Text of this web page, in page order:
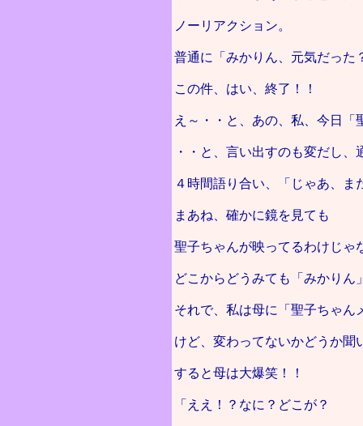
ノーリアクション。
普通に「みかりん、元気だった
この件、はい、終了！！
え～・・と、あの、私、今日「
・・と、言い出すのも変だし、
４時間語り合い、「じゃあ、ま
まあね、確かに鏡を見ても
聖子ちゃんが映ってるわけじゃ
どこからどうみても「みかりん
それで、私は母に「聖子ちゃん
けど、変わってないかどうか聞
すると母は大爆笑！！
「ええ！？なに？どこが？